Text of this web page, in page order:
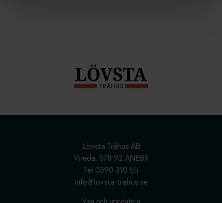
Kundanpassade Hus
Lövsta Trähus AB
Vireda, 578 92 ANEBY
Tel 0390-310 55
info@lovsta-trahus.se
Visa och uppdatera